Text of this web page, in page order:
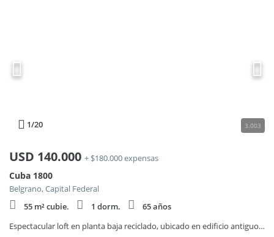
1/20 3.003
USD 140.000 + $180.000 expensas
Cuba 1800
Belgrano, Capital Federal
55 m² cubie.
1 dorm.
65 años
Espectacular loft en planta baja reciclado, ubicado en edificio antiguo en Belgrano.